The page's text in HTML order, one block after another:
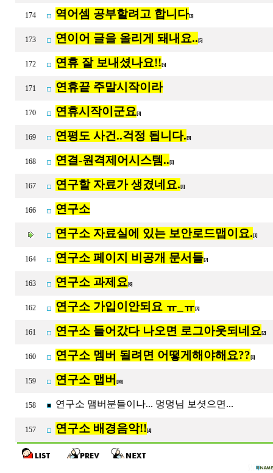
174 역어셈 공부할려고 합니다[3]
173 연이어 글을 올리게 돼내요.. [5]
172 연휴 잘 보내셨나요!! [5]
171 연휴끝 주말시작이라
170 연휴시작이군요[3]
169 연평도 사건..걱정 됩니다. [9]
168 연결-원격제어시스템.. [1]
167 연구할 자료가 생겼네요. [1]
166
연구소
연구소 자료실에 있는 보안로드맵이요. [1]
164 연구소 페이지 비공개 문서들[7]
163 연구소 과제요[6]
162 연구소 가입이안되요 ㅠ_ㅠ [3]
161 연구소 들어갔다 나오면 로그아웃되네요[2]
160 연구소 멤버 될려면 어떻게해야해요?? [1]
159 연구소 맵버 [10]
158 연구소 맴버분들이나... 멍멍님 보셧으면...
157 연구소 배경음악!! [4]